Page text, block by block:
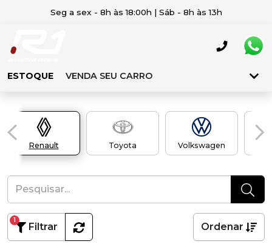
Seg a sex - 8h às 18:00h | Sáb - 8h às 13h
ESTOQUE VENDA SEU CARRO
Renault Toyota Volkswagen
Filtrar
1
Ordenar